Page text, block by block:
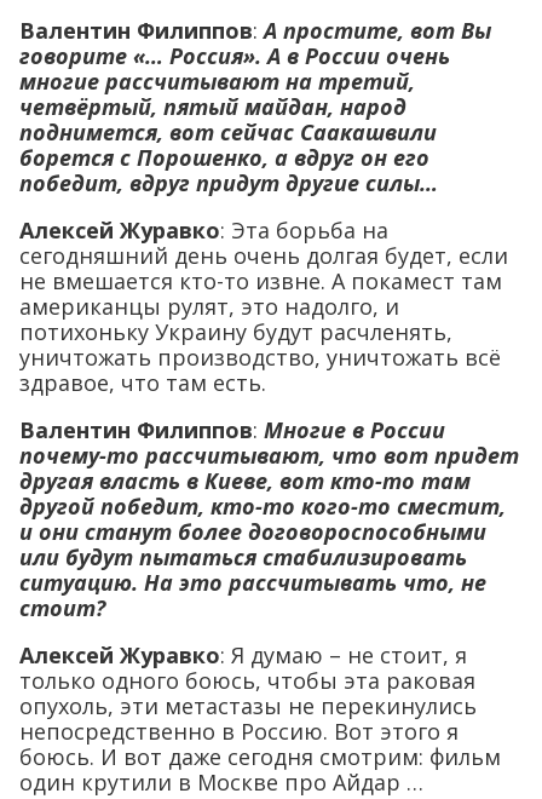
Валентин Филиппов:А простите, вот Вы
говорите «… Россия». А в России очень
многие рассчитывают на третий,
четвёртый, пятый майдан, народ
поднимется, вот сейчас Саакашвили
борется с Порошенко, а вдруг он его
победит, вдруг придут другие силы…
Алексей Журавко: Эта борьба на
сегодняшний день очень долгая будет, если
не вмешается кто-то извне. А покамест там
американцы рулят, это надолго, и
потихоньку Украину будут расчленять,
уничтожать производство, уничтожать всё
здравое, что там есть.
Валентин Филиппов: Многие в России
почему-то рассчитывают, что вот придет
другая власть в Киеве, вот кто-то там
другой победит, кто-то кого-то сместит,
и они станут более договороспособными
или будут пытаться стабилизировать
ситуацию. На это рассчитывать что, не
стоит?
Алексей Журавко: Я думаю – не стоит, я
только одного боюсь, чтобы эта раковая
опухоль, эти метастазы не перекинулись
непосредственно в Россию. Вот этого я
боюсь. И вот даже сегодня смотрим: фильм
один крутили в Москве про Айдар …